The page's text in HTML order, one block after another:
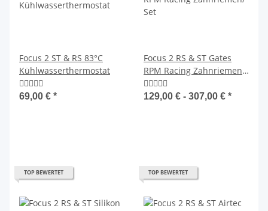
Focus 2 ST & RS 83°C
Kühlwasserthermostat
69,00 € *
Focus 2 RS & ST Gates
RPM Racing Zahnriemen/
Set
129,00 € - 307,00 € *
TOP BEWERTET TOP BEWERTET